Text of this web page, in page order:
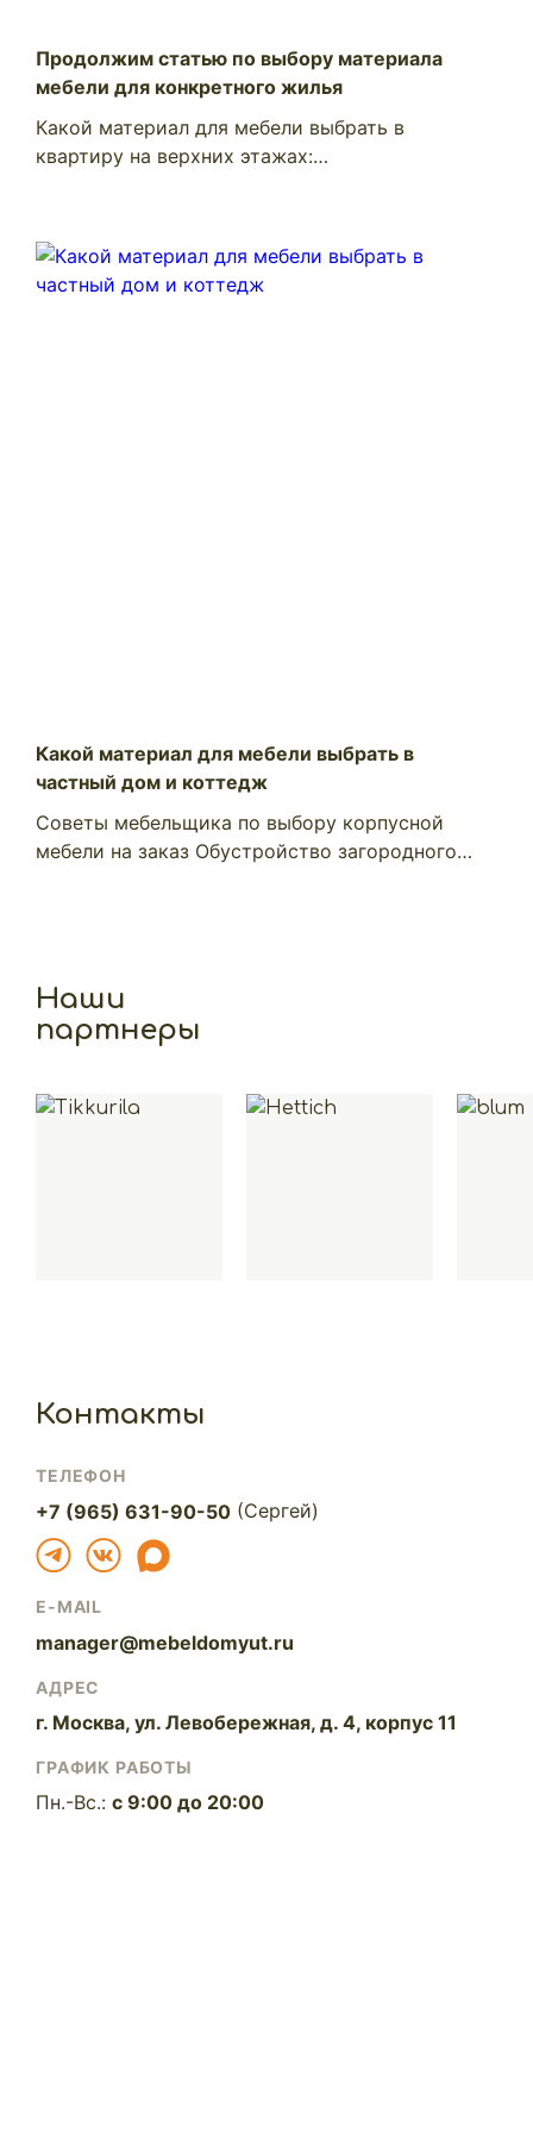
Продолжим статью по выбору материала
мебели для конкретного жилья
Какой материал для мебели выбрать в
квартиру на верхних этажах:…
Какой материал для мебели выбрать в
частный дом и коттедж
Советы мебельщика по выбору корпусной
мебели на заказ Обустройство загородного…
Наши
партнеры
Контакты
ТЕЛЕФОН
+7 (965) 631-90-50 (Сергей)
E-MAIL
manager@mebeldomyut.ru
АДРЕС
г. Москва, ул. Левобережная, д. 4, корпус 11
ГРАФИК РАБОТЫ
Пн.-Вс.: с 9:00 до 20:00